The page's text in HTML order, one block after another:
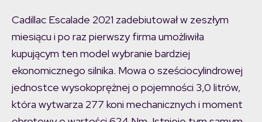
Cadillac Escalade 2021 zadebiutował w zeszłym
miesiącu i po raz pierwszy firma umożliwiła
kupującym ten model wybranie bardziej
ekonomicznego silnika. Mowa o sześciocylindrowej
jednostce wysokoprężnej o pojemności 3,0 litrów,
która wytwarza 277 koni mechanicznych i moment